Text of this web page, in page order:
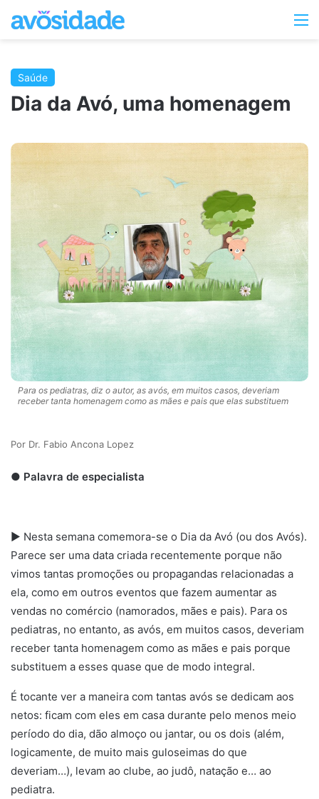
Switch
Saúde
Dia da Avó, uma homenagem
Para os pediatras, diz o autor, as avós, em muitos casos, deveriam
receber tanta homenagem como as mães e pais que elas substituem
Dr. Fabio Ancona Lopez
● Palavra de especialista
► Nesta semana comemora-se o Dia da Avó (ou dos Avós).
Parece ser uma data criada recentemente porque não
vimos tantas promoções ou propagandas relacionadas a
ela, como em outros eventos que fazem aumentar as
vendas no comércio (namorados, mães e pais). Para os
pediatras, no entanto, as avós, em muitos casos, deveriam
receber tanta homenagem como as mães e pais porque
substituem a esses quase que de modo integral.
É tocante ver a maneira com tantas avós se dedicam aos
netos: ficam com eles em casa durante pelo menos meio
período do dia, dão almoço ou jantar, ou os dois (além,
logicamente, de muito mais guloseimas do que
deveriam…), levam ao clube, ao judô, natação e… ao
pediatra.